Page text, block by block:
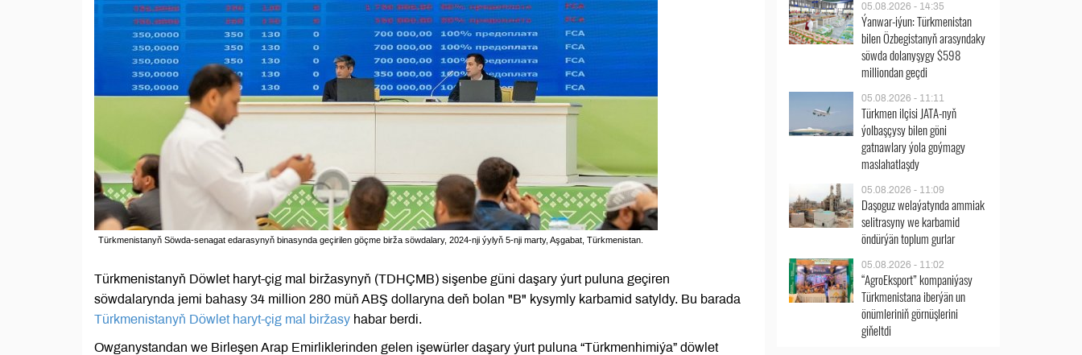
Türkmenistanyň Söwda-senagat edarasynyň binasynda geçirilen göçme birža söwdalary, 2024-nji ýylyň 5-nji marty, Aşgabat, Türkmenistan.
Türkmenistanyň Döwlet haryt-çig mal biržasynyň (TDHÇMB) sişenbe güni daşary ýurt puluna geçiren
söwdalarynda jemi bahasy 34 million 280 müň ABŞ dollaryna deň bolan "B" kysymly karbamid satyldy. Bu barada
Türkmenistanyň Döwlet haryt-çig mal biržasy habar berdi.
Owganystandan we Birleşen Arap Emirliklerinden gelen işewürler daşary ýurt puluna “Türkmenhimiýa” döwlet
05.08.2026 - 14:35
Ýanwar-iýun: Türkmenistan
bilen Özbegistanyň arasyndaky
söwda dolanyşygy $598
milliondan geçdi
05.08.2026 - 11:11
Türkmen ilçisi JATA-nyň
ýolbaşçysy bilen göni
gatnawlary ýola goýmagy
maslahatlaşdy
05.08.2026 - 11:09
Daşoguz welaýatynda ammiak
selitrasyny we karbamid
öndürýän toplum gurlar
05.08.2026 - 11:02
“AgroEksport” kompaniýasy
Türkmenistana iberýän un
önümleriniň görnüşlerini
giňeltdi